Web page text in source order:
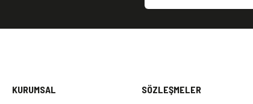
KURUMSAL SÖZLEŞMELER